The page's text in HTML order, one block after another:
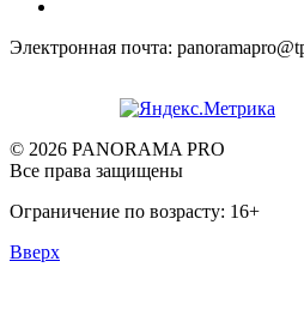
Электронная почта:
© 2026 PANORAMA PRO
Все права защищены
Ограничение по возрасту: 16+
Вверх